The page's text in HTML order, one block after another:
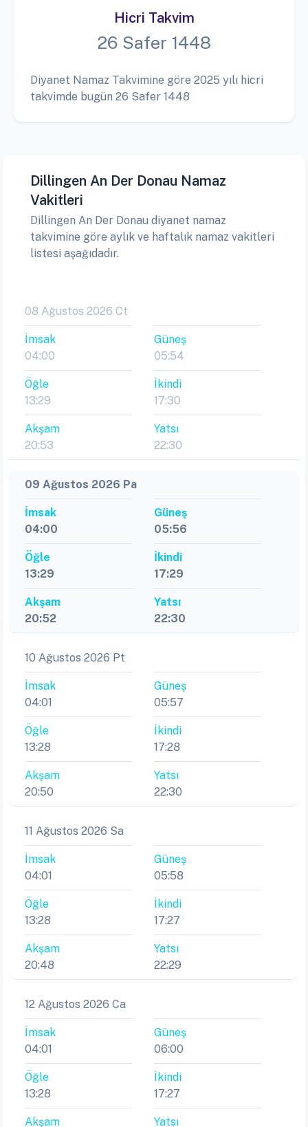
Hicri Takvim
26 Safer 1448
Diyanet Namaz Takvimine göre 2025 yılı hicri
takvimde bugün 26 Safer 1448
Dillingen An Der Donau Namaz
Vakitleri
Dillingen An Der Donau diyanet namaz
takvimine göre aylık ve haftalık namaz vakitleri
listesi aşağıdadır.
08 Ağustos 2026 Ct
İmsak
04:00
Güneş
05:54
Öğle
13:29
İkindi
17:30
Akşam
20:53
Yatsı
22:30
09 Ağustos 2026 Pa
İmsak
04:00
Güneş
05:56
Öğle
13:29
İkindi
17:29
Akşam
20:52
Yatsı
22:30
10 Ağustos 2026 Pt
İmsak
04:01
Güneş
05:57
Öğle
13:28
İkindi
17:28
Akşam
20:50
Yatsı
22:30
11 Ağustos 2026 Sa
İmsak
04:01
Güneş
05:58
Öğle
13:28
İkindi
17:27
Akşam
20:48
Yatsı
22:29
12 Ağustos 2026 Ca
İmsak
04:01
Güneş
06:00
Öğle
13:28
İkindi
17:27
Akşam Yatsı